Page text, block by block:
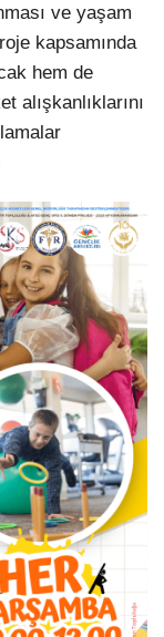
ve yaşam
kapsamında
hem de
alışkanlıklarını